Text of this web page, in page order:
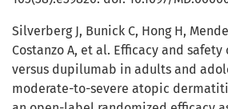
Silverberg J, Bunick C, Hong H,
Costanzo A, et al. Efficacy and
versus dupilumab in adults and
moderate-to-severe atopic